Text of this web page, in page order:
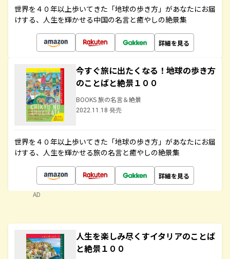
世界を４０年以上歩いてきた「地球の歩き方」があなたにお届
けする、人生を輝かせる中国の名言と癒やしの絶景集
詳細を見る
今すぐ旅に出たくなる！地球の歩き方
のことばと絶景１００
BOOKS 旅の名言＆絶景
2022.11.18 発売
世界を４０年以上歩いてきた「地球の歩き方」があなたにお届
けする、人生を輝かせる旅の名言と癒やしの絶景集
詳細を見る
AD
人生を楽しみ尽くすイタリアのことば
と絶景１００